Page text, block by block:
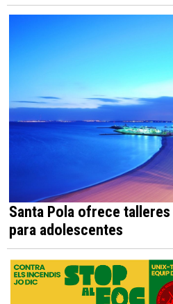
Santa Pola ofrece
para adolescentes